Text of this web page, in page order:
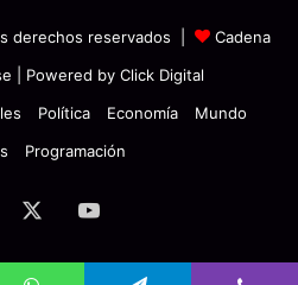
derechos reservados |
Cadena
| Powered by Click Digital
Política Economía
Mundo
Programación
YouTube